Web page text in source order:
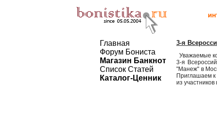
Главная
Форум Бониста
Магазин Банкнот
Список Статей
Каталог-Ценник
3-я
Уважаемые
3-я
"Манеж" в
Приглашаем
из